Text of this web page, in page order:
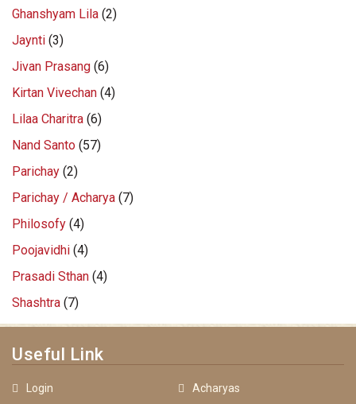
Ghanshyam Lila (2)
Jaynti (3)
Jivan Prasang (6)
Kirtan Vivechan (4)
Lilaa Charitra (6)
Nand Santo (57)
Parichay (2)
Parichay / Acharya (7)
Philosofy (4)
Poojavidhi (4)
Prasadi Sthan (4)
Shashtra (7)
Useful Link
Login
Acharyas